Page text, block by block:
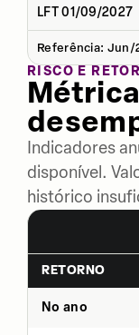
LFT 01/09/2027
Referência: Jun/
RISCO E
Indicadores
disponível.
histórico
RETORNO
No ano